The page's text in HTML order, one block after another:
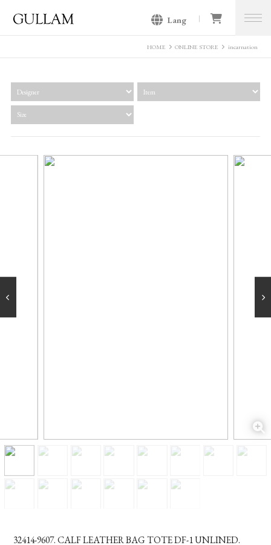
Lang
HOME ONLINE STORE incarnation
32414-9607. CALF LEATHER BAG TOTE DF-1 UNLINED.